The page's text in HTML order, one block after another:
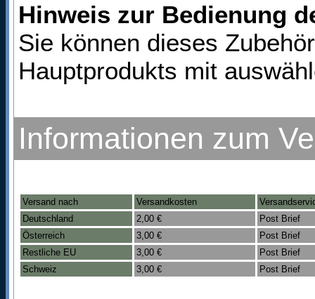
Hinweis zur Bedienung
Sie können dieses
Hauptprodukts mit
Informationen zum
Versand nach Versandkosten
Deutschland
2,00 €
Post Brief
Österreich
3,00 €
Post Brief
Restliche EU
3,00 €
Post Brief
Schweiz
3,00 € Post Brief